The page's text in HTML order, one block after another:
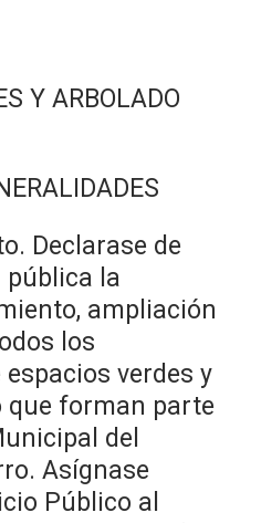
Y ARBOLADO
Declarase de
pública la
ampliación
los
verdes y
que forman parte
del
Asígnase
Público al